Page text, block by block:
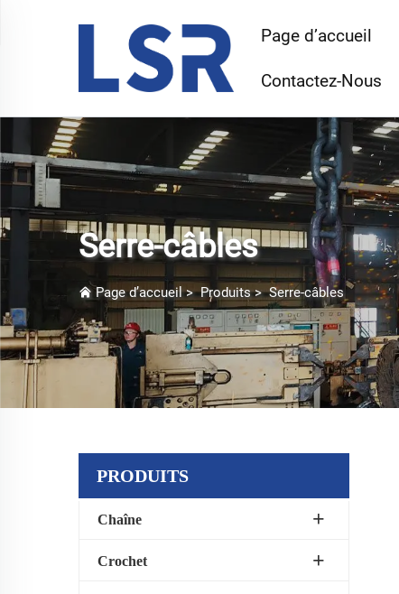
Page d’accueil
Contactez-Nous
Serre-câbles
Page d’accueil>Produits>Serre-câbles
PRODUITS
Chaîne
Crochet